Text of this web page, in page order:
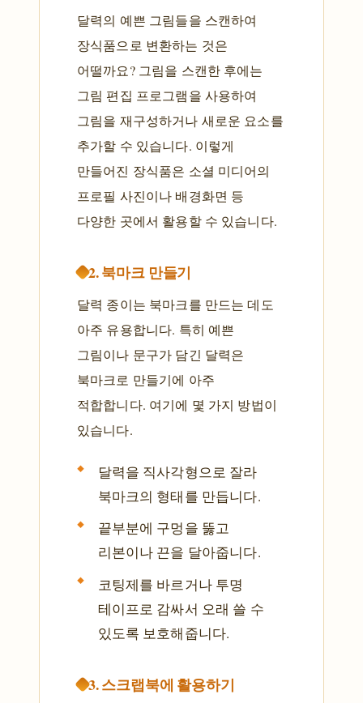
달력의 예쁜 그림들을 스캔하여
장식품으로 변환하는 것은
어떨까요? 그림을 스캔한 후에는
그림 편집 프로그램을 사용하여
그림을 재구성하거나 새로운 요소를
추가할 수 있습니다. 이렇게
만들어진 장식품은 소셜 미디어의
프로필 사진이나 배경화면 등
다양한 곳에서 활용할 수 있습니다.
2. 북마크 만들기
달력 종이는 북마크를 만드는 데도
아주 유용합니다. 특히 예쁜
그림이나 문구가 담긴 달력은
북마크로 만들기에 아주
적합합니다. 여기에 몇 가지 방법이
있습니다.
달력을 직사각형으로 잘라
북마크의 형태를 만듭니다.
끝부분에 구멍을 뚫고
리본이나 끈을 달아줍니다.
코팅제를 바르거나 투명
테이프로 감싸서 오래 쓸 수
있도록 보호해줍니다.
3. 스크랩북에 활용하기